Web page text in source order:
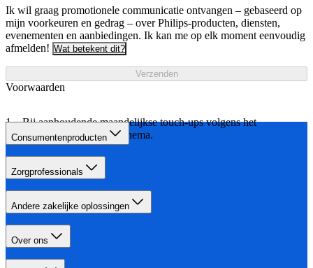
Ik wil graag promotionele communicatie ontvangen – gebaseerd op
mijn voorkeuren en gedrag – over Philips-producten, diensten,
evenementen en aanbiedingen. Ik kan me op elk moment eenvoudig
afmelden! Wat betekent dit?
Verzenden
Voorwaarden
Bij aanhoudende maandelijkse touch-ups volgens het
aangegeven behandelschema.
Consumentenproducten
Zorgprofessionals
Andere zakelijke oplossingen
Over ons